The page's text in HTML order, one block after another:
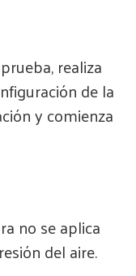
realiza
de la
y comienza
no se aplica
del aire.